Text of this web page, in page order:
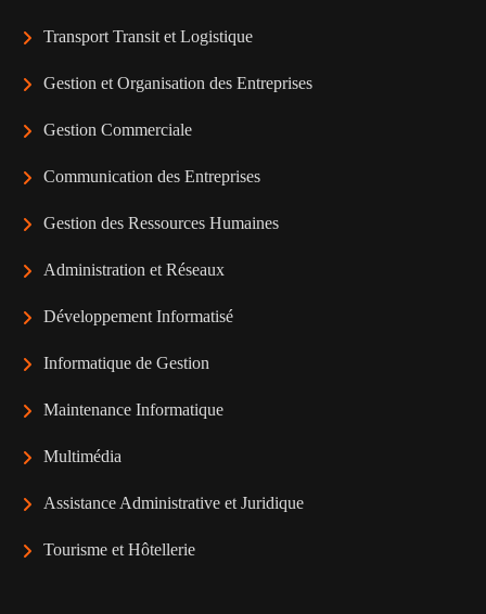
Transport Transit et Logistique
Gestion et Organisation des Entreprises
Gestion Commerciale
Communication des Entreprises
Gestion des Ressources Humaines
Administration et Réseaux
Développement Informatisé
Informatique de Gestion
Maintenance Informatique
Multimédia
Assistance Administrative et Juridique
Tourisme et Hôtellerie